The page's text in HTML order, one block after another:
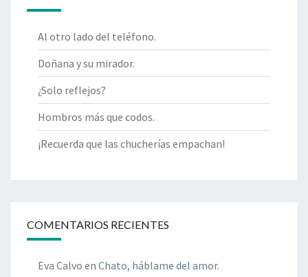
Al otro lado del teléfono.
Doñana y su mirador.
¿Solo reflejos?
Hombros más que codos.
¡Recuerda que las chucherías empachan!
COMENTARIOS RECIENTES
Eva Calvo en Chato, háblame del amor.